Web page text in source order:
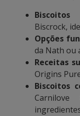
Biscoitos
Biscrock,
Opções
da Nath ou
Receitas
Origins
Biscoitos